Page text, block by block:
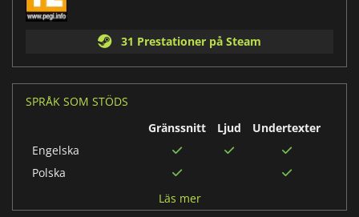
31 Prestationer på Steam
SPRÅK SOM STÖDS
Gränssnitt
Ljud
Undertexter
Engelska
Polska
Läs mer